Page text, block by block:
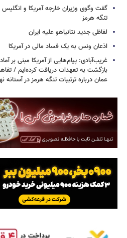
گفت وگوی وزیران خارجه آمریکا و انگلیس
تنگه هرمز
لفاظی جدید نتانیاهو علیه ایران
اذعان ونس به یک فساد مالی در آمریکا
غریب‌آبادی: پیام‌هایی از آمریکا مبنی بر
بازگشت به تعهدات دریافت کرده‌ایم /
عمان درباره ترتیبات تنگه هرمز در آستانه